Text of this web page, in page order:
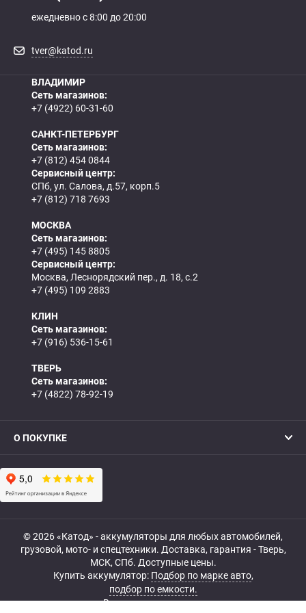
ежедневно с 8:00 до 20:00
tver@katod.ru
ВЛАДИМИР
Сеть магазинов:
+7 (4922) 60-31-60
САНКТ-ПЕТЕРБУРГ
Сеть магазинов:
+7 (812) 454 0844
Сервисный центр:
СПб, ул. Салова, д.57, корп.5
+7 (812) 718 7693
МОСКВА
Сеть магазинов:
+7 (495) 145 8805
Сервисный центр:
Москва, Леснорядский пер., д. 18, с.2
+7 (495) 109 2883
КЛИН
Сеть магазинов:
+7 (916) 536-15-61
ТВЕРЬ
Сеть магазинов:
+7 (4822) 78-92-19
О ПОКУПКЕ
© 2026 «Катод» - аккумуляторы для любых автомобилей,
грузовой, мото- и спецтехники. Доставка, гарантия - Тверь,
МСК, СПб. Доступные цены.
Купить аккумулятор: Подбор по марке авто,
подбор по емкости.
Все права защищены.